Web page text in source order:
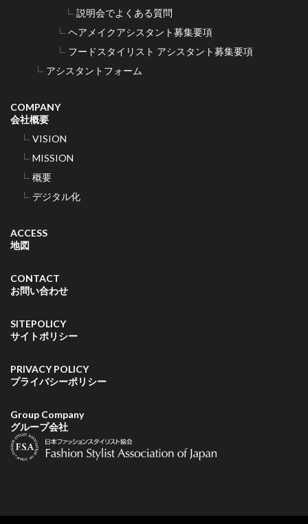
説明会でよくある質問
ヘアメイクアシスタント募集要項
フードスタイリスト アシスタント募集要項
アシスタントフォーム
COMPANY
会社概要
VISION
MISSION
概要
デジタル化
ACCESS
地図
CONTACT
お問い合わせ
SITEPOLICY
サイトポリシー
PRIVACY POLICY
プライバシーポリシー
Group Company
グループ会社